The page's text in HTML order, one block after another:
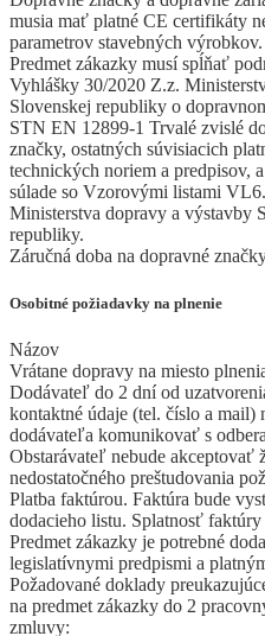
musia mať platné CE certifikáty
parametrov stavebných výrobkov.
Predmet zákazky musí spĺňať
Vyhlášky 30/2020 Z.z.
Slovenskej republiky o
STN EN 12899-1 Trvalé zvislé
značky, ostatných súvisiacich
technických noriem a predpisov,
súlade so Vzorovými listami
Ministerstva dopravy a výstavby
republiky.
Záručná doba na dopravné
Osobitné požiadavky na plnenie
Názov
Vrátane dopravy na miesto
Dodávateľ do 2 dní od
kontaktné údaje (tel. číslo a mail)
dodávateľa komunikovať s
Obstarávateľ nebude akceptovať
nedostatočného preštudovania
Platba faktúrou. Faktúra bude
dodacieho listu. Splatnosť
Predmet zákazky je potrebné
legislatívnymi predpismi a
Požadované doklady
na predmet zákazky do 2
zmluvy: